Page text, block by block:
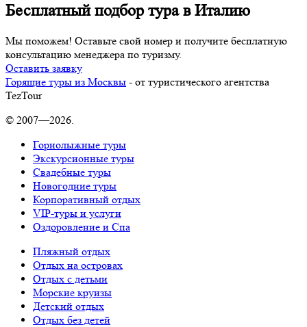
Бесплатный подбор тура в Италию
Мы поможем! Оставьте свой номер и получите бесплатную
консультацию менеджера по туризму.
Оставить заявку
Горящие туры из Москвы - от туристического агентства
TezTour
© 2007—2026.
Горнолыжные туры
Экскурсионные туры
Свадебные туры
Новогодние туры
Корпоративный отдых
VIP-туры и услуги
Оздоровление и Спа
Пляжный отдых
Отдых на островах
Отдых с детьми
Морские круизы
Детский отдых
Отдых без детей